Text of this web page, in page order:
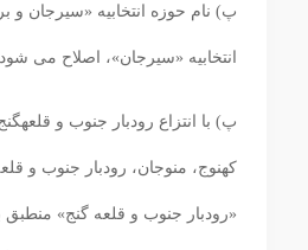
پ) نام حوزه انتخابیه «سیرجان و
انتخابیه «سیرجان»، اصلاح می
پ) با انتزاع رودبار جنوب و
کهنوج، منوجان، رودبار جنوب و
«رودبار جنوب و قلعه‏ گنج» منطبق